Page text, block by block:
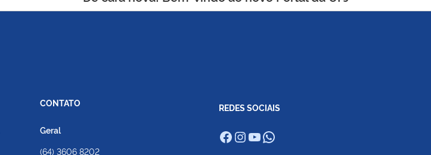
CONTATO
Geral
(64) 3606 8202
REDES SOCIAIS
Facebook
Instagram
Youtube
WhatsApp